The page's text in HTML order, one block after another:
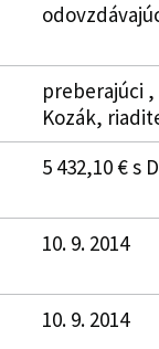
preberajúci ,
Kozák,
5 432,10 € s
10. 9. 2014
10. 9. 2014